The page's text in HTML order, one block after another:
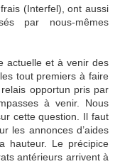
(Interfel), ont aussi
par nous-mêmes
actuelle et à venir des
tout premiers à faire
opportun pris par
à venir. Nous
cette question. Il faut
les annonces d’aides
hauteur. Le précipice
antérieurs arrivent à